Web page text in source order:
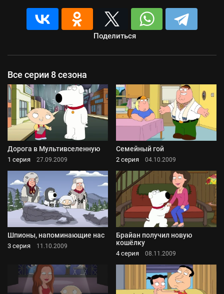
Поделиться
Все серии 8 сезона
Дорога в Мультивселенную
1 серия 27.09.2009
Семейный гой
2 серия 04.10.2009
Шпионы, напоминающие нас
3 серия 11.10.2009
Брайан получил новую
кошёлку
4 серия 08.11.2009